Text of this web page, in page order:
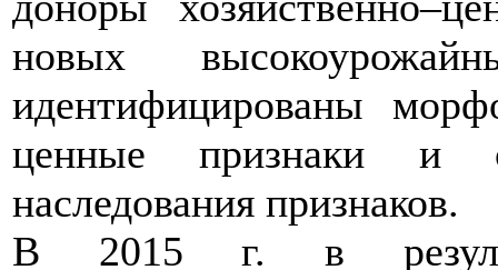
новых
идентифицированы
ценные признаки и
наследования признаков.
В 2015 г. в